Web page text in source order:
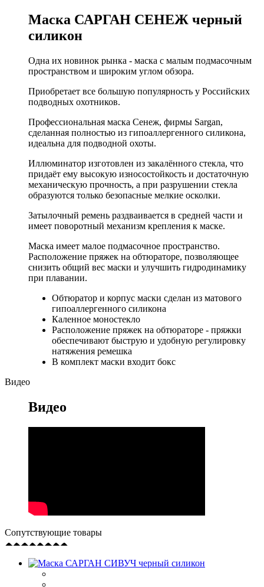
Маска САРГАН СЕНЕЖ черный
силикон
Одна их новинок рынка - маска с малым подмасочным
пространством и широким углом обзора.
Приобретает все большую популярность у Российских
подводных охотников.
Профессиональная маска Сенеж, фирмы Sargan,
сделанная полностью из гипоаллергенного силикона,
идеальна для подводной охоты.
Иллюминатор изготовлен из закалённого стекла, что
придаёт ему высокую износостойкость и достаточную
механическую прочность, а при разрушении стекла
образуются только безопасные мелкие осколки.
Затылочный ремень раздваивается в средней части и
имеет поворотный механизм крепления к маске.
Маска имеет малое подмасочное пространство.
Расположение пряжек на обтюраторе, позволяющее
снизить общий вес маски и улучшить гидродинамику
при плавании.
Обтюратор и корпус маски сделан из матового
гипоаллергенного силикона
Каленное моностекло
Расположение пряжек на обтюраторе - пряжки
обеспечивают быструю и удобную регулировку
натяжения ремешка
В комплект маски входит бокс
Видео
Видео
Сопутствующие товары